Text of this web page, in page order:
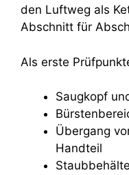
den Luftweg als
Abschnitt für
Als erste
Saugkopf
Übergang
Handteil